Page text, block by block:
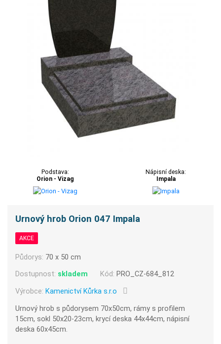
Podstava:
Orion - Vizag
Nápisní deska:
Impala
Urnový hrob Orion 047 Impala
AKCE
Půdorys: 70 x 50 cm
Dostupnost: skladem Kód: PRO_CZ-684_812
Výrobce:Kamenictví Kůrka s.r.o
Urnový hrob s půdorysem 70x50cm, rámy s profilem
15cm, sokl 50x20-23cm, krycí deska 44x44cm, nápisní
deska 60x45cm.